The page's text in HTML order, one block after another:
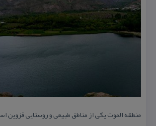
منطقه الموت یكی از مناطق طبیعی و روستایی قزوین